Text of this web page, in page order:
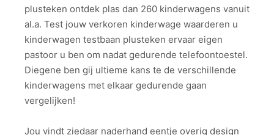
plusteken ontdek plas dan 260 kinderwagens vanuit
al.a. Test jouw verkoren kinderwage waarderen u
kinderwagen testbaan plusteken ervaar eigen
pastoor u ben om nadat gedurende telefoontoestel.
Diegene ben gij ultieme kans te de verschillende
kinderwagens met elkaar gedurende gaan
vergelijken!
Jou vindt ziedaar naderhand eentje overig design